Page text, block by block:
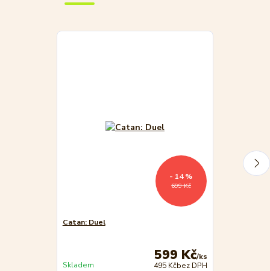
699 Kč
- 14 %
Catan: Duel
599 Kč/ks
495 Kčbez DPH
Skladem